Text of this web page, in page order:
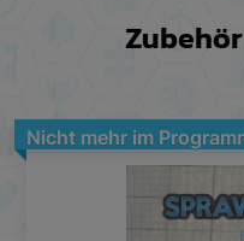
Nicht mehr im